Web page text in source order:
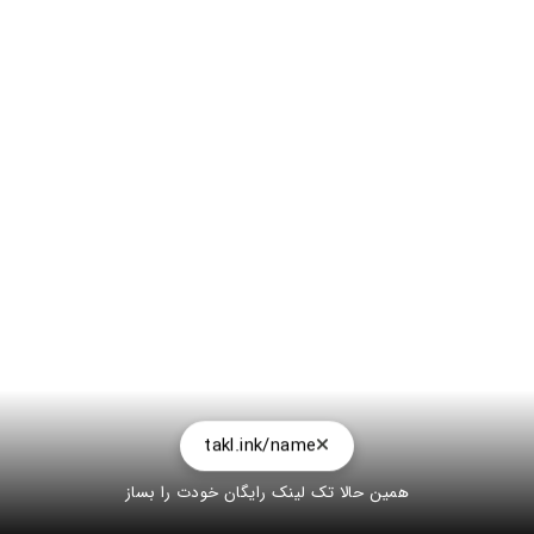
takl.ink/name
همین حالا تک لینک رایگان خودت را بساز